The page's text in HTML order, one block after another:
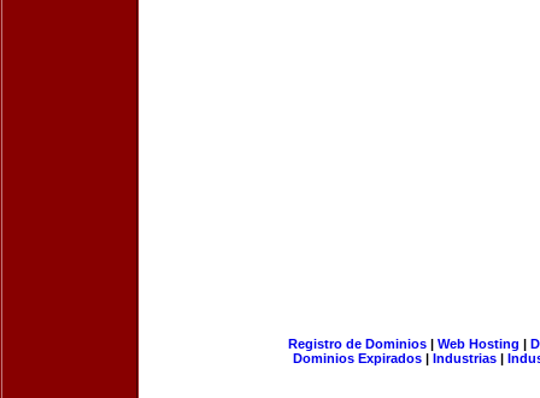
Registro de Dominios| Web Hosting |
Dominios Expirados | Industrias |